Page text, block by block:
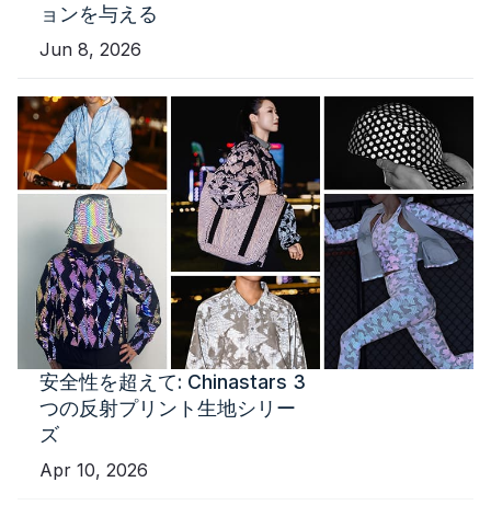
ョンを与える
Jun 8, 2026
安全性を超えて: Chinastars 3
つの反射プリント生地シリー
ズ
Apr 10, 2026